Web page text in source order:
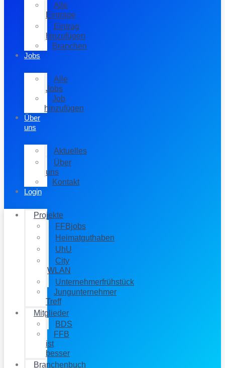
Alle
Einträge
Eintrag
hinzufügen
Branchen
Jobs
Alle
Jobs
Job
hinzufügen
Über
uns
Aktuelles
Über
uns
Kontakt
Login
Projekte
FFBjobs
Heimatguthaben
UhU
City
WLAN
Unternehmerfrühstück
Jungunternehmer
Treff
Mitglieder
BDS
FFB
ist
besser
Branchenbuch